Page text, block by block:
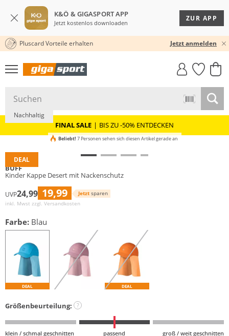
K&Ö & GIGASPORT APP
Jetzt kostenlos downloaden
ZUR APP
30 TAGE RÜCKGABERECHT
Pluscard Vorteile erhalten Jetzt anmelden
GIGASTYLE
FAHRRAD­
MUST-HAVE
FINAL SALE | BIS ZU -50% ENTDECKEN
DEAL
Nachhaltig
Beliebt! 7 Personen sehen sich diesen Artikel gerade an
BUFF
Kinder Kappe Desert mit Nackenschutz
UVP24,99 19,99 Jetzt sparen
inkl. Mwst zzgl. Versandkosten
Farbe: Blau
DEAL DEAL
Größenbeurteilung: ?
klein / schmal geschnitten passend groß / weit geschnitten